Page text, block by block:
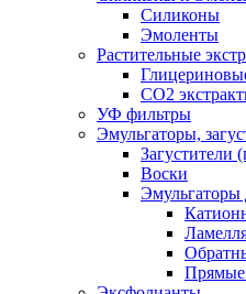
Силиконы
Эмоленты
Растительные
СО2
УФ фильтры
Эмульгаторы,
Загустители
Воски
Эмульгаторы
Прямые